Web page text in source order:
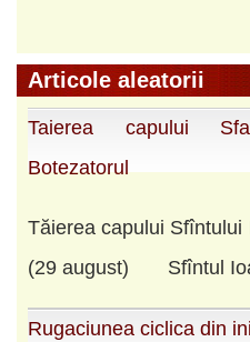
Articole aleatorii
Taierea capului
Botezatorul
Tăierea capului Sfîntului
(29 august) Sfîntul
Rugaciunea ciclica din